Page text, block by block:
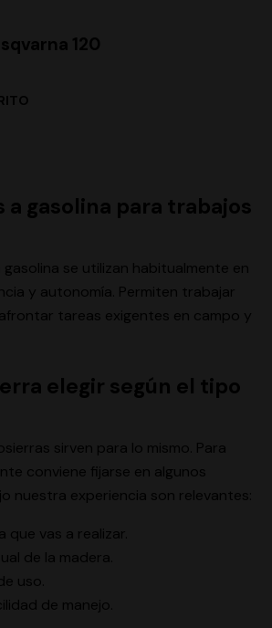
120
a gasolina para trabajos
se utilizan habitualmente en
y autonomía. Permiten trabajar
tareas exigentes en campo y
elegir según el tipo
sirven para lo mismo. Para
conviene fijarse en algunos
nuestra experiencia son relevantes:
vas a realizar.
de la madera.
uso.
de manejo.